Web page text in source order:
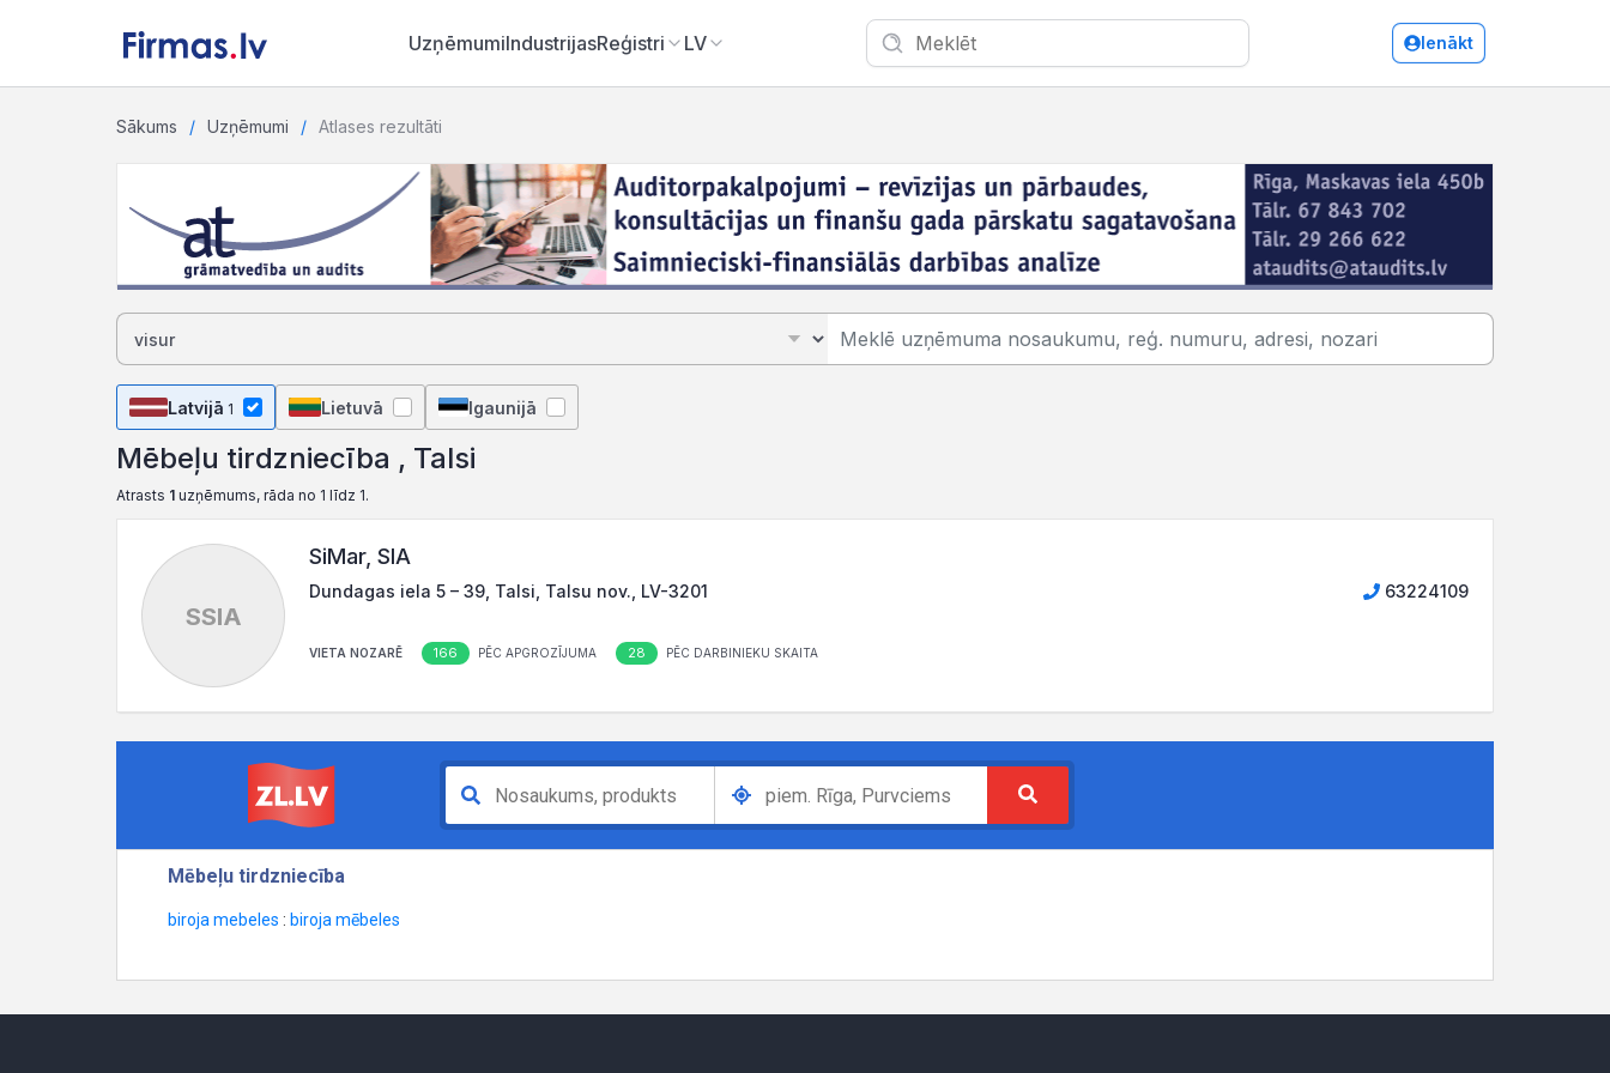
UzņēmumiIndustrijasReģistri LV Ienākt
Sākums Uzņēmumi Atlases rezultāti
Talsi/Mēbeļu tirdzniecība
Latvijā 1 Lietuvā Igaunijā
Mēbeļu tirdzniecība , Talsi
Atrasts 1 uzņēmums, rāda no 1 līdz 1.
SSIA
SiMar, SIA
Dundagas iela 5 – 39, Talsi, Talsu nov., LV-3201 63224109
VIETA NOZARĒ 166 PĒC APGROZĪJUMA 28 PĒC DARBINIEKU SKAITA